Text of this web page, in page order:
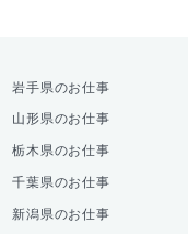
岩手県のお仕事
山形県のお仕事
栃木県のお仕事
千葉県のお仕事
新潟県のお仕事